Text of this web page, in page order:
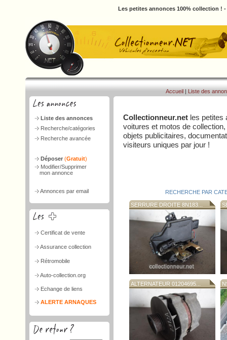
Les petites annonces 100% collection !
Liste des annonces
Recherche/catégories
Recherche avancée
Déposer (Gratuit)
Modifier/Supprimer
mon annonce
Annonces par email
Certificat de vente
Assurance collection
Rétromobile
Auto-collection.org
Echange de liens
ALERTE ARNAQUES
Accueil | Liste des
Collectionneur.net les petites
voitures et motos de
objets publicitaires,
visiteurs uniques par jour !
RECHERCHE PAR
SERRURE DROITE 8N183...
ALTERNATEUR 01204695...